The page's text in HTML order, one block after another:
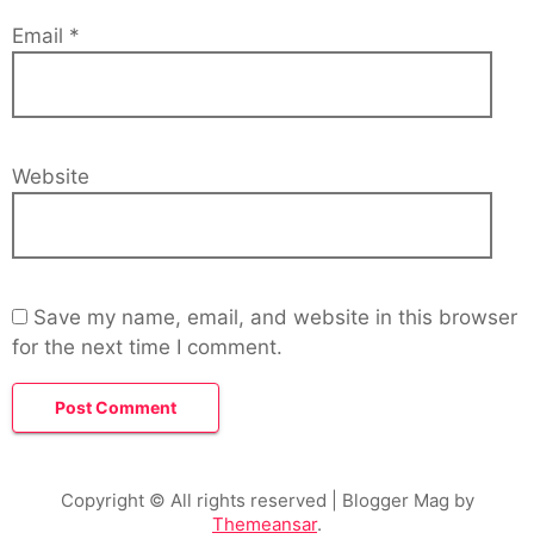
Email *
Website
Save my name, email, and website in this browser
for the next time I comment.
Copyright © All rights reserved | Blogger Mag by
Themeansar.